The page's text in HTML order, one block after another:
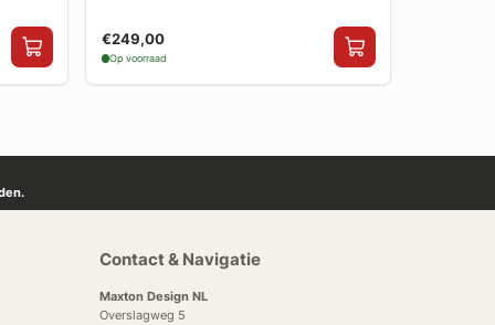
€249,00
Op voorraad
Contact & Navigatie
Maxton Design NL
Overslagweg 5